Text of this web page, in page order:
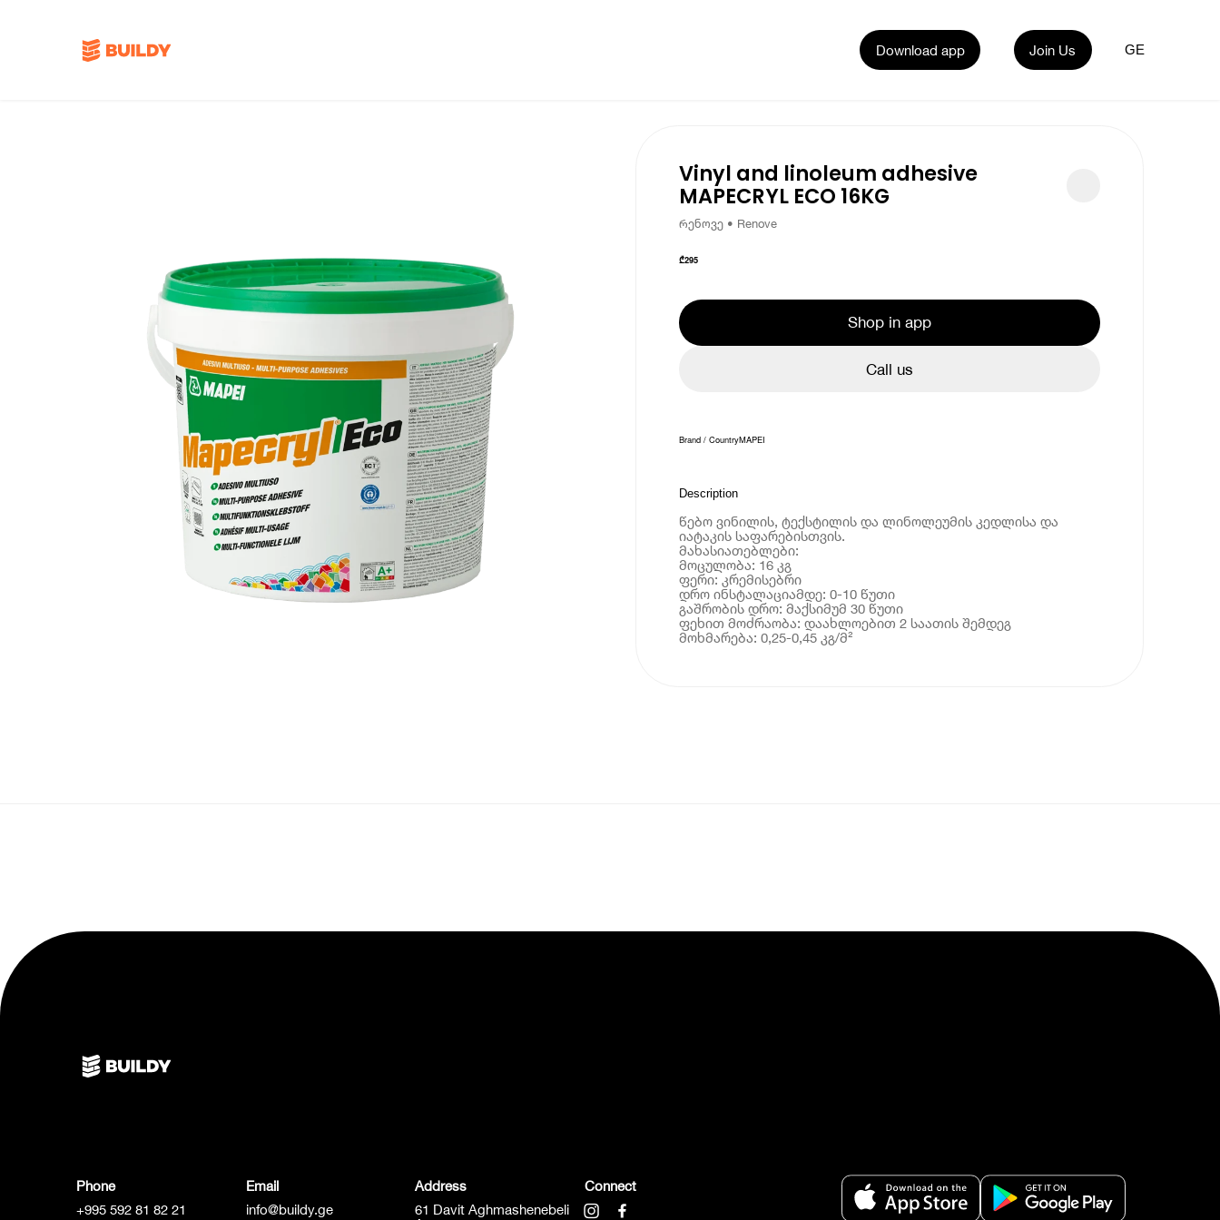
Download app Join Us GE
Vinyl and linoleum adhesive
MAPECRYL ECO 16KG
რენოვე • Renove
₾295
Shop in app
Call us
Brand / CountryMAPEI
Description
წებო ვინილის, ტექსტილის და ლინოლეუმის კედლისა და
იატაკის საფარებისთვის.
მახასიათებლები:
მოცულობა: 16 კგ
ფერი: კრემისებრი
დრო ინსტალაციამდე: 0-10 წუთი
გაშრობის დრო: მაქსიმუმ 30 წუთი
ფეხით მოძრაობა: დაახლოებით 2 საათის შემდეგ
მოხმარება: 0,25-0,45 კგ/მ²
Phone
+995 592 81 82 21
Email
info@buildy.ge
Address
61 Davit Aghmashenebeli
Connect